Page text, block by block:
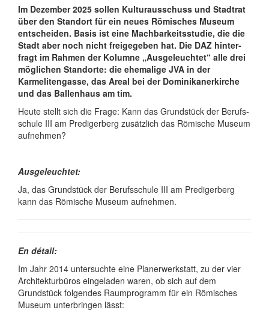
Im Dezember 2025 sollen Kulturausschuss und Stadtrat
über den Standort für ein neues Römisches Museum
ent­scheiden. Basis ist eine Machbar­keits­studie, die die
Stadt aber noch nicht frei­gegeben hat. Die DAZ hinter­
fragt im Rahmen der Kolumne „Ausgeleuchtet“ alle drei
möglichen Stand­orte: die ehemalige JVA in der
Karmeliten­gasse, das Areal bei der Dominikaner­kirche
und das Ballenhaus am tim.
Heute stellt sich die Frage: Kann das Grundstück der Berufs­
schule III am Prediger­berg zusätzlich das Römische Museum
aufnehmen?
Ausgeleuchtet:
Ja, das Grundstück der Berufs­schule III am Prediger­berg
kann das Römische Museum aufnehmen.
En détail:
Im Jahr 2014 untersuchte eine Planer­werk­statt, zu der vier
Architektur­büros einge­laden waren, ob sich auf dem
Grundstück folgendes Raum­programm für ein Römisches
Museum unter­bringen lässt: